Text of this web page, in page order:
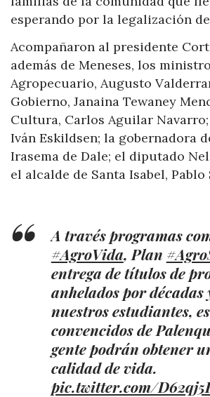
esperando por la legalización
Acompañaron al presidente
además de Meneses, los
Agropecuario, Augusto
Gobierno, Janaina Tewaney
Cultura, Carlos Aguilar
Iván Eskildsen; la gobernadora
Irasema de Dale; el diputado
el alcalde de Santa Isabel, Pablo
A través programas
#AgroVida, Plan
entrega de títulos de
anhelados por décadas
nuestros estudiantes,
convencidos de
gente podrán obtener
calidad de vida.
pic.twitter.com/